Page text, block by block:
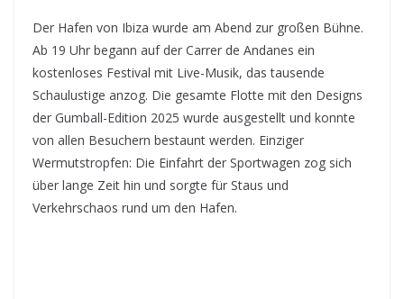
Der Hafen von Ibiza wurde am Abend zur großen Bühne.
Ab 19 Uhr begann auf der Carrer de Andanes ein
kostenloses Festival mit Live-Musik, das tausende
Schaulustige anzog. Die gesamte Flotte mit den Designs
der Gumball-Edition 2025 wurde ausgestellt und konnte
von allen Besuchern bestaunt werden. Einziger
Wermutstropfen: Die Einfahrt der Sportwagen zog sich
über lange Zeit hin und sorgte für Staus und
Verkehrschaos rund um den Hafen.